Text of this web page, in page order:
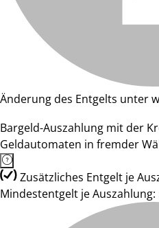
Änderung des Entgelts unter
Bargeld-Auszahlung mit der
Geldautomaten in fremder
Zusätzliches Entgelt je
Mindestentgelt je Auszahlung: